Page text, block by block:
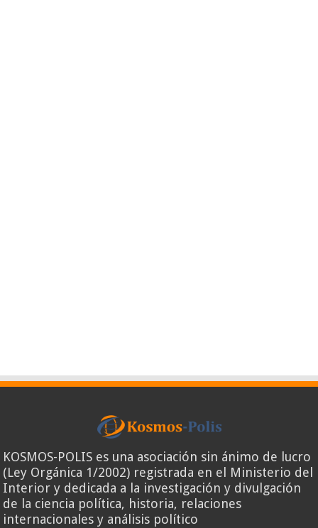
KOSMOS-POLIS es una asociación sin ánimo de lucro
(Ley Orgánica 1/2002) registrada en el Ministerio del
Interior y dedicada a la investigación y divulgación
de la ciencia política, historia, relaciones
internacionales y análisis político